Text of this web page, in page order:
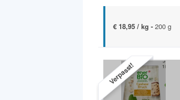
€ 18,95 / kg - 200 g
Verpasst!